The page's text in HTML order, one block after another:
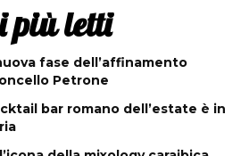
più letti
fase dell’affinamento
Petrone
bar romano dell’estate è in